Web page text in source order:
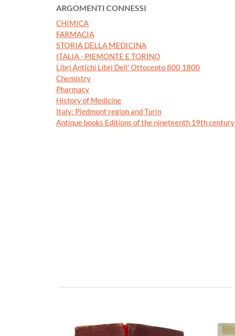
ARGOMENTI CONNESSI
CHIMICA
FARMACIA
STORIA DELLA MEDICINA
ITALIA - PIEMONTE E TORINO
Libri Antichi Libri Dell' Ottocento 800 1800
Chemistry
Pharmacy
History of Medicine
Italy: Piedmont region and Turin
Antique books Editions of the nineteenth 19th century